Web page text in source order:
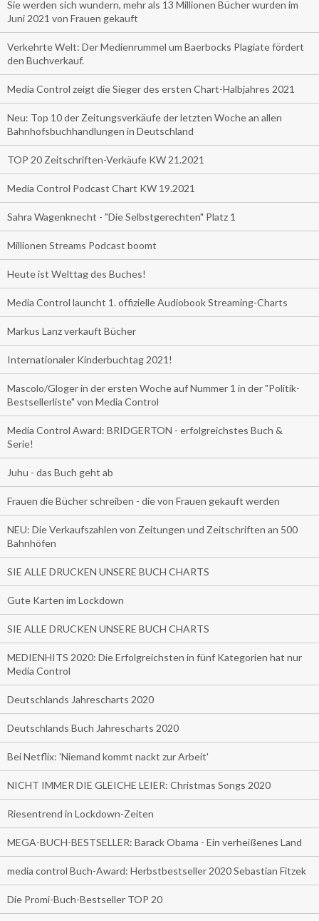
Sie werden sich wundern, mehr als 13 Millionen Bücher wurden im
Juni 2021 von Frauen gekauft
Verkehrte Welt: Der Medienrummel um Baerbocks Plagiate fördert
den Buchverkauf.
Media Control zeigt die Sieger des ersten Chart-Halbjahres 2021
Neu: Top 10 der Zeitungsverkäufe der letzten Woche an allen
Bahnhofsbuchhandlungen in Deutschland
TOP 20 Zeitschriften-Verkäufe KW 21.2021
Media Control Podcast Chart KW 19.2021
Sahra Wagenknecht - "Die Selbstgerechten" Platz 1
Millionen Streams Podcast boomt
Heute ist Welttag des Buches!
Media Control launcht 1. offizielle Audiobook Streaming-Charts
Markus Lanz verkauft Bücher
Internationaler Kinderbuchtag 2021!
Mascolo/Gloger in der ersten Woche auf Nummer 1 in der "Politik-
Bestsellerliste" von Media Control
Media Control Award: BRIDGERTON - erfolgreichstes Buch &
Serie!
Juhu - das Buch geht ab
Frauen die Bücher schreiben - die von Frauen gekauft werden
NEU: Die Verkaufszahlen von Zeitungen und Zeitschriften an 500
Bahnhöfen
SIE ALLE DRUCKEN UNSERE BUCH CHARTS
Gute Karten im Lockdown
SIE ALLE DRUCKEN UNSERE BUCH CHARTS
MEDIENHITS 2020: Die Erfolgreichsten in fünf Kategorien hat nur
Media Control
Deutschlands Jahrescharts 2020
Deutschlands Buch Jahrescharts 2020
Bei Netflix: 'Niemand kommt nackt zur Arbeit'
NICHT IMMER DIE GLEICHE LEIER: Christmas Songs 2020
Riesentrend in Lockdown-Zeiten
MEGA-BUCH-BESTSELLER: Barack Obama - Ein verheißenes Land
media control Buch-Award: Herbstbestseller 2020 Sebastian Fitzek
Die Promi-Buch-Bestseller TOP 20